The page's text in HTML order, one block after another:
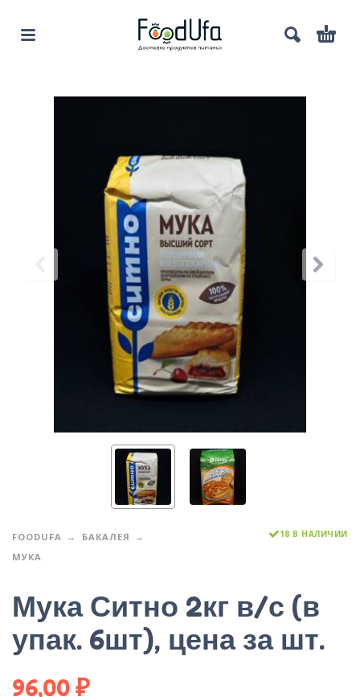
FOODUFA
БАКАЛЕЯ
МУКА
18 В НАЛИЧИИ
Мука Ситно 2кг в/с (в
упак. 6шт), цена за шт.
96,00₽